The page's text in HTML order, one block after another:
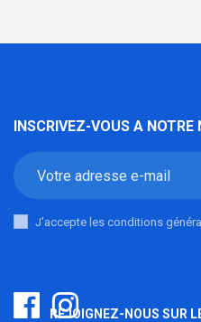
INSCRIVEZ-VOUS A NOTRE
J'accepte les conditions
REJOIGNEZ-NOUS SUR